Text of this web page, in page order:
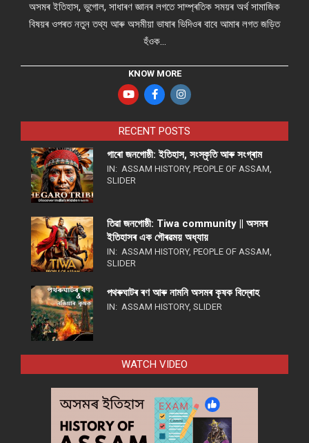
অসমৰ ইতিহাস, ভুগোল, সাধাৰণ জ্ঞানৰ লগতে সাম্প্ৰতিক সময়ৰ অৰ্থ সামাজিক
বিষয়ৰ ওপৰত নতুন তথ্য আৰু অসমীয়া ভাষাৰ ভিদিওৰ বাবে আমাৰ লগত জড়িত
হঁওক...
KNOW MORE
RECENT POSTS
গাৰো জনগোষ্ঠী: ইতিহাস, সংস্কৃতি আৰু সংগ্ৰাম
IN: ASSAM HISTORY, PEOPLE OF ASSAM
SLIDER
তিৱা জনগোষ্ঠী: Tiwa community || অসমৰ
ইতিহাসৰ এক গৌৰৱময় অধ্যায়
IN: ASSAM HISTORY, PEOPLE OF ASSAM
SLIDER
পথ​ৰুঘাট​ৰ ৰণ আৰু নামনি অসম​ৰ কৃষক বিদ্ৰোহ​
IN: ASSAM HISTORY, SLIDER
WATCH VIDEO